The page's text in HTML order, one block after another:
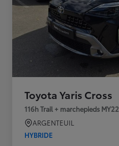
Toyota Yaris Cross
116h Trail + marchepieds MY22
ARGENTEUIL
HYBRIDE